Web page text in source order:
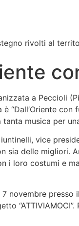
rivolti al
a Peccioli
“Dall’Oriente
musica per
vice
sia delle migliori.
i loro costumi e
novembre presso